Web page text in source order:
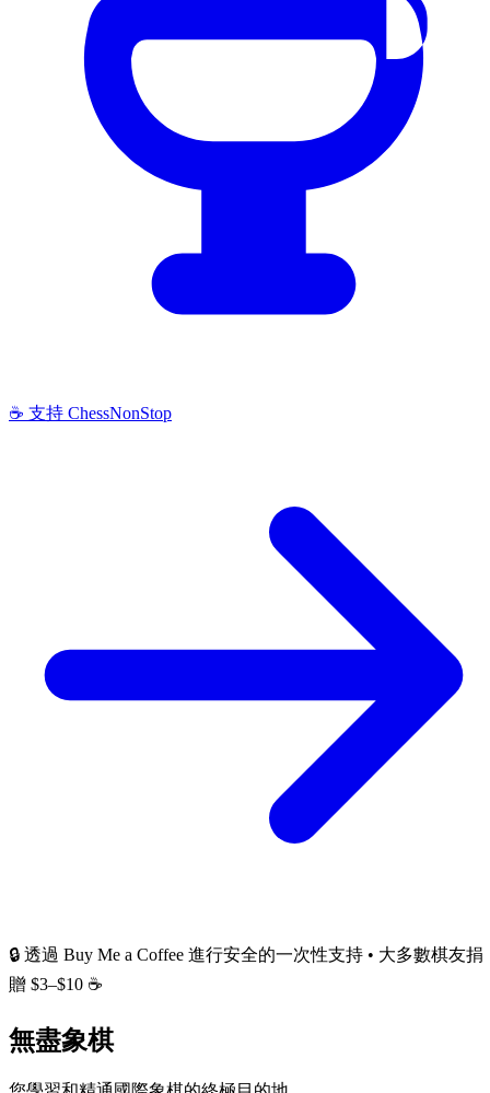
☕ 支持 ChessNonStop
🔒 透過 Buy Me a Coffee 進行安全的一次性支持 • 大多數棋友捐
贈 $3–$10 ☕
無盡象棋